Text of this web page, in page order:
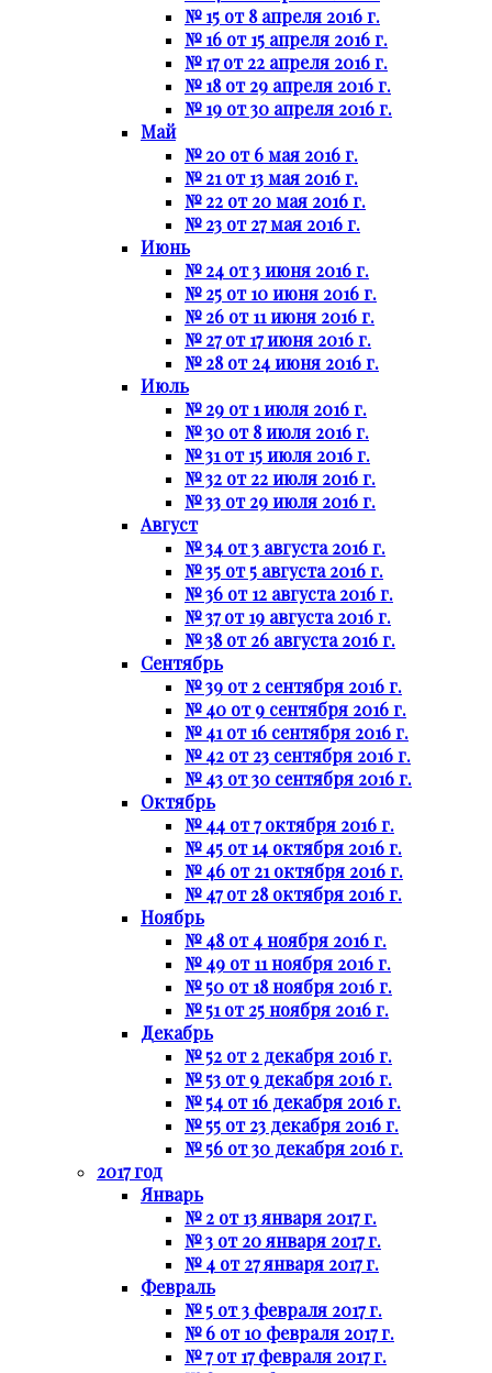
№ 15 от 8 апреля 2016 г.
№ 16 от 15 апреля 2016 г.
№ 17 от 22 апреля 2016 г.
№ 18 от 29 апреля 2016 г.
№ 19 от 30 апреля 2016 г.
Май
№ 20 от 6 мая 2016 г.
№ 21 от 13 мая 2016 г.
№ 22 от 20 мая 2016 г.
№ 23 от 27 мая 2016 г.
Июнь
№ 24 от 3 июня 2016 г.
№ 25 от 10 июня 2016 г.
№ 26 от 11 июня 2016 г.
№ 27 от 17 июня 2016 г.
№ 28 от 24 июня 2016 г.
Июль
№ 29 от 1 июля 2016 г.
№ 30 от 8 июля 2016 г.
№ 31 от 15 июля 2016 г.
№ 32 от 22 июля 2016 г.
№ 33 от 29 июля 2016 г.
Август
№ 34 от 3 августа 2016 г.
№ 35 от 5 августа 2016 г.
№ 36 от 12 августа 2016 г.
№ 37 от 19 августа 2016 г.
№ 38 от 26 августа 2016 г.
Сентябрь
№ 39 от 2 сентября 2016 г.
№ 40 от 9 сентября 2016 г.
№ 41 от 16 сентября 2016 г.
№ 42 от 23 сентября 2016 г.
№ 43 от 30 сентября 2016 г.
Октябрь
№ 44 от 7 октября 2016 г.
№ 45 от 14 октября 2016 г.
№ 46 от 21 октября 2016 г.
№ 47 от 28 октября 2016 г.
Ноябрь
№ 48 от 4 ноября 2016 г.
№ 49 от 11 ноября 2016 г.
№ 50 от 18 ноября 2016 г.
№ 51 от 25 ноября 2016 г.
Декабрь
№ 52 от 2 декабря 2016 г.
№ 53 от 9 декабря 2016 г.
№ 54 от 16 декабря 2016 г.
№ 55 от 23 декабря 2016 г.
№ 56 от 30 декабря 2016 г.
2017 год
Январь
№ 2 от 13 января 2017 г.
№ 3 от 20 января 2017 г.
№ 4 от 27 января 2017 г.
Февраль
№ 5 от 3 февраля 2017 г.
№ 6 от 10 февраля 2017 г.
№ 7 от 17 февраля 2017 г.